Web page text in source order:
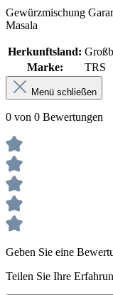
Gewürzmischung
Masala
Herkunftsland:
Marke:
TRS
Menü schließen
0 von 0 Bewertungen
Geben Sie eine
Teilen Sie Ihre